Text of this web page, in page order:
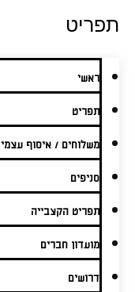
תפריט
ראשי
תפריט
משלוחים / איסוף עצמי
סניפים
תפריט הקצבייה
מועדון חברים
דרושים